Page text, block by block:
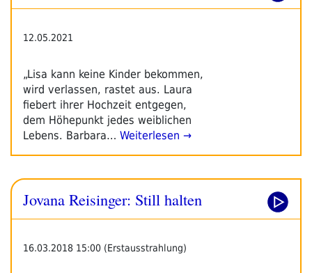
12.05.2021
„Lisa kann keine Kinder bekommen,
wird verlassen, rastet aus. Laura
fiebert ihrer Hochzeit entgegen,
dem Höhepunkt jedes weiblichen
Lebens. Barbara… Weiterlesen →
Jovana Reisinger: Still halten
16.03.2018 15:00 (Erstausstrahlung)